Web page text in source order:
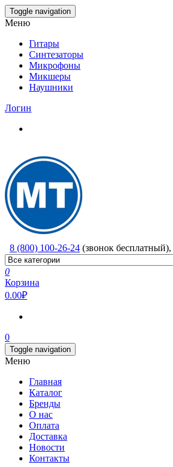
Skip
to
content
Toggle navigation
Меню
Гитары
Синтезаторы
Микрофоны
Микшеры
Наушники
Логин
8 (800) 100-26-24 (звонок бесплатный),
0
Корзина
0.00₽
0
Toggle navigation
Меню
Главная
Каталог
Бренды
О нас
Оплата
Доставка
Новости
Контакты